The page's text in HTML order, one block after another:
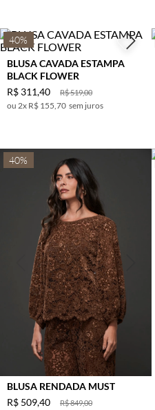
40%
BLUSA CAVADA ESTAMPA
BLACK FLOWER
R$519,00
R$ 311,40
2x R$ 155,70 sem juros
40%
BLUSA RENDADA MUST
R$849,00
R$ 509,40